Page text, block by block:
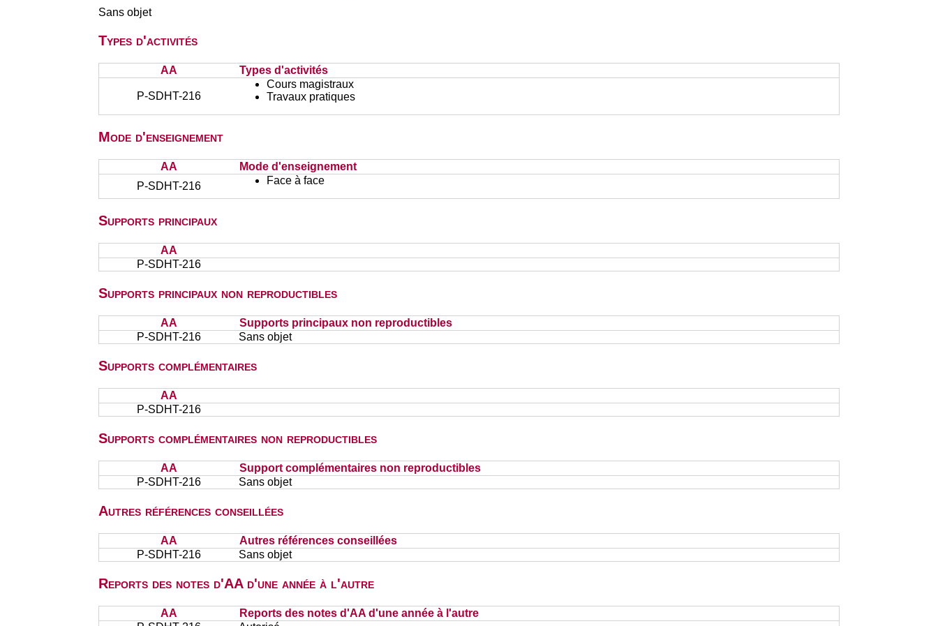
Sans objet
Types d'activités
AA Types d'activités
P-SDHT-216
Cours magistraux
Travaux pratiques
Mode d'enseignement
AA
Mode d'enseignement
P-SDHT-216
Face à face
Supports principaux
AA
P-SDHT-216
Supports principaux non reproductibles
AA
Supports principaux non reproductibles
P-SDHT-216
Sans objet
Supports complémentaires
AA
P-SDHT-216
Supports complémentaires non reproductibles
AA
Support complémentaires non reproductibles
P-SDHT-216
Sans objet
Autres références conseillées
AA
Autres références conseillées
P-SDHT-216
Sans objet
Reports des notes d'AA d'une année à l'autre
AA
Reports des notes d'AA d'une année à l'autre